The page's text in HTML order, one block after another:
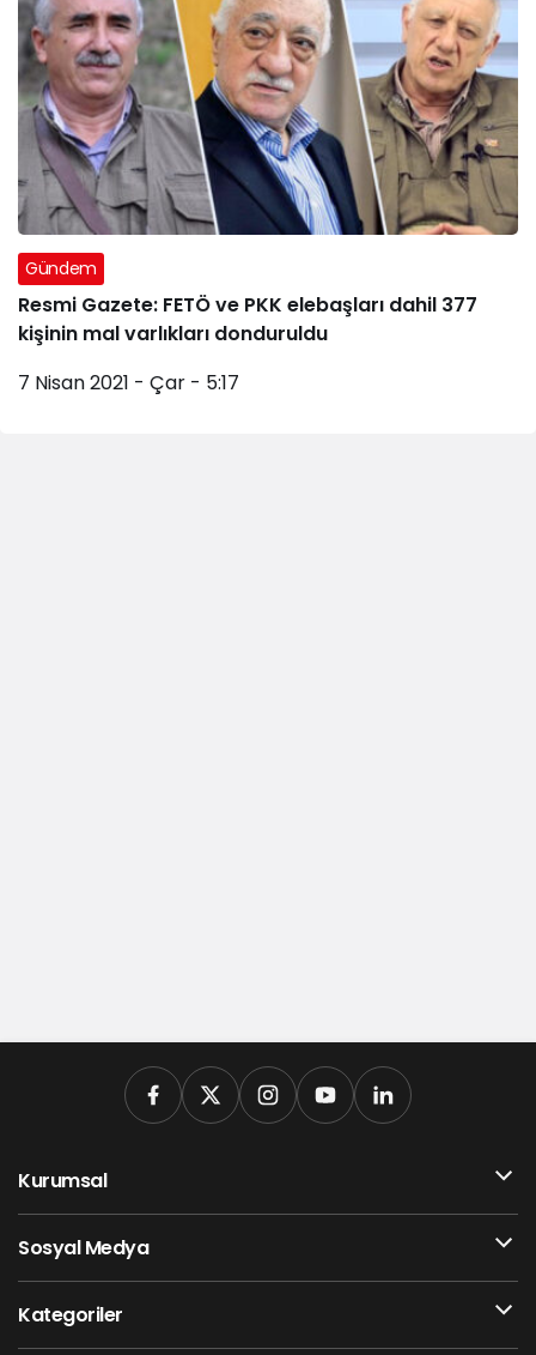
Gündem
Resmi Gazete: FETÖ ve PKK elebaşları dahil 377
kişinin mal varlıkları donduruldu
7 Nisan 2021 - Çar - 5:17
Kurumsal
Sosyal Medya
Kategoriler